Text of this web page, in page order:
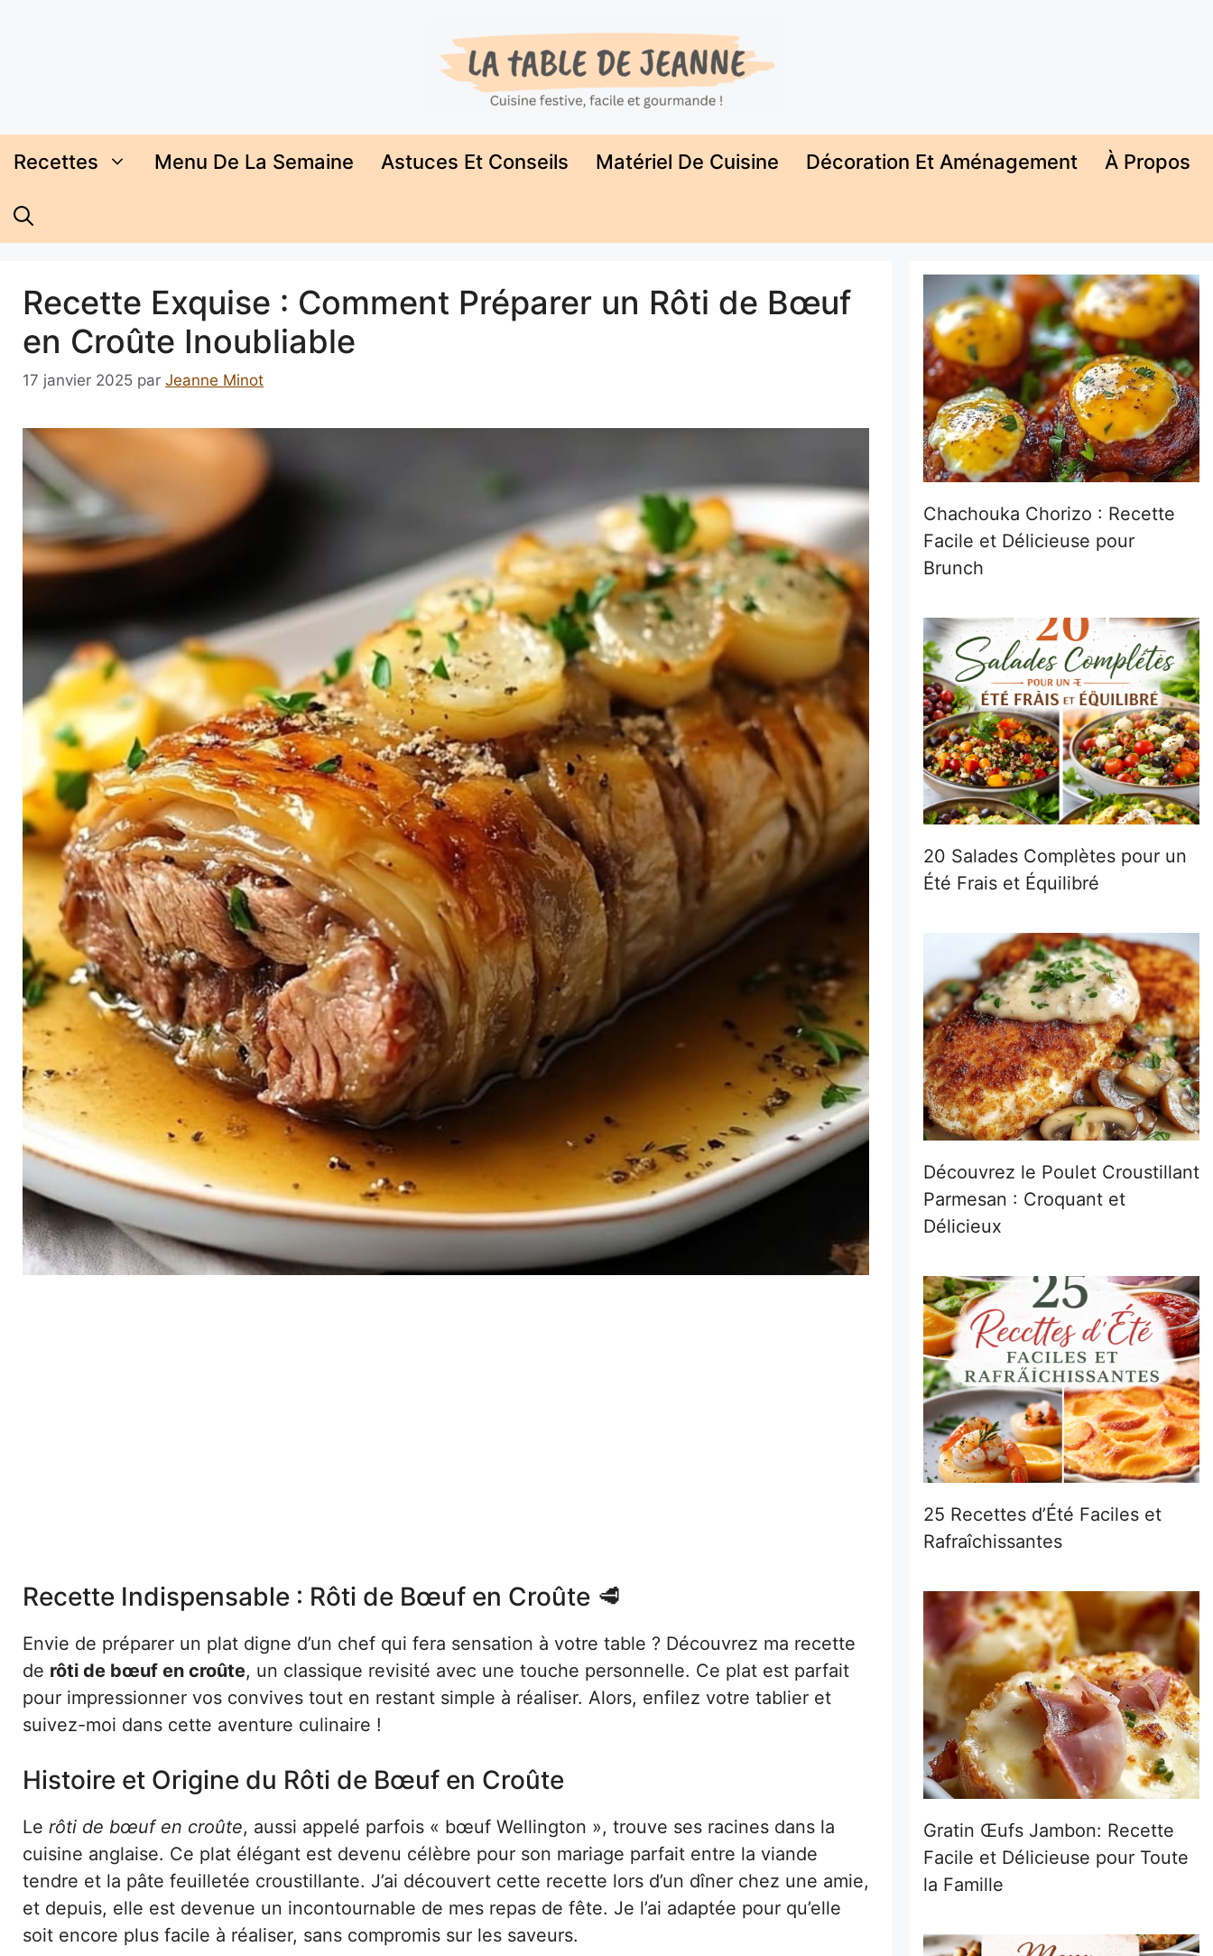
Recettes Menu De La Semaine Astuces Et Conseils Matériel De Cuisine Décoration Et Aménagement À Propos
Recette Exquise : Comment Préparer un Rôti de Bœuf
en Croûte Inoubliable
17 janvier 2025 par Jeanne Minot
Recette Indispensable : Rôti de Bœuf en Croûte 🥩
Envie de préparer un plat digne d’un chef qui fera sensation à votre table ? Découvrez ma recette
de rôti de bœuf en croûte, un classique revisité avec une touche personnelle. Ce plat est parfait
pour impressionner vos convives tout en restant simple à réaliser. Alors, enfilez votre tablier et
suivez-moi dans cette aventure culinaire !
Histoire et Origine du Rôti de Bœuf en Croûte
Le rôti de bœuf en croûte, aussi appelé parfois « bœuf Wellington », trouve ses racines dans la
cuisine anglaise. Ce plat élégant est devenu célèbre pour son mariage parfait entre la viande
tendre et la pâte feuilletée croustillante. J’ai découvert cette recette lors d’un dîner chez une amie,
et depuis, elle est devenue un incontournable de mes repas de fête. Je l’ai adaptée pour qu’elle
soit encore plus facile à réaliser, sans compromis sur les saveurs.
Chachouka Chorizo : Recette
Facile et Délicieuse pour
Brunch
20 Salades Complètes pour un
Été Frais et Équilibré
Découvrez le Poulet Croustillant
Parmesan : Croquant et
Délicieux
25 Recettes d’Été Faciles et
Rafraîchissantes
Gratin Œufs Jambon: Recette
Facile et Délicieuse pour Toute
la Famille